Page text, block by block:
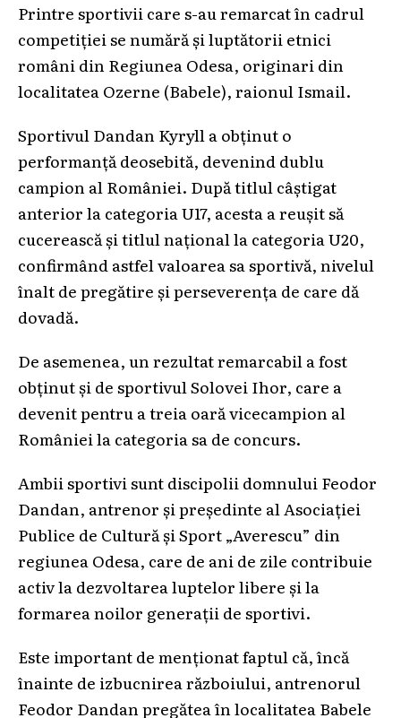
Printre sportivii care s-au remarcat în cadrul
competiției se numără și luptătorii etnici
români din Regiunea Odesa, originari din
localitatea Ozerne (Babele), raionul Ismail.
Sportivul Dandan Kyryll a obținut o
performanță deosebită, devenind dublu
campion al României. După titlul câștigat
anterior la categoria U17, acesta a reușit să
cucerească și titlul național la categoria U20,
confirmând astfel valoarea sa sportivă, nivelul
înalt de pregătire și perseverența de care dă
dovadă.
De asemenea, un rezultat remarcabil a fost
obținut și de sportivul Solovei Ihor, care a
devenit pentru a treia oară vicecampion al
României la categoria sa de concurs.
Ambii sportivi sunt discipolii domnului Feodor
Dandan, antrenor și președinte al Asociației
Publice de Cultură și Sport „Averescu” din
regiunea Odesa, care de ani de zile contribuie
activ la dezvoltarea luptelor libere și la
formarea noilor generații de sportivi.
Este important de menționat faptul că, încă
înainte de izbucnirea războiului, antrenorul
Feodor Dandan pregătea în localitatea Babele